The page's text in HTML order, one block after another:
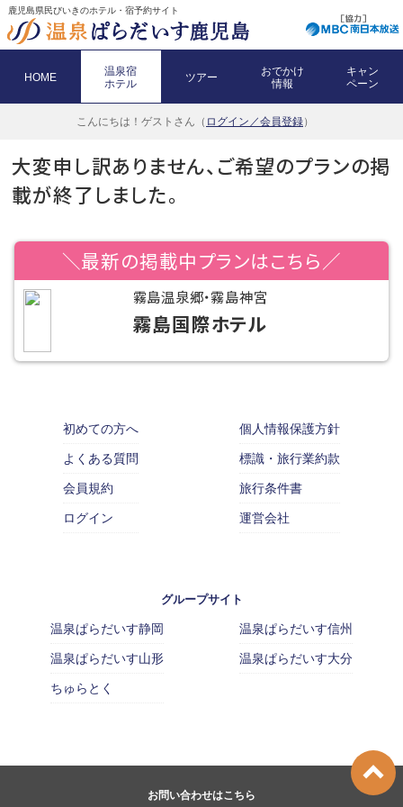
鹿児島県民びいきのホテル・宿予約サイト
HOME
温泉宿
ホテル
ツアー
おでかけ
情報
キャン
ペーン
こんにちは！ ゲストさん（ ログイン／会員登録）
大変申し訳ありません、ご希望のプランの掲
載が終了しました。
＼最新の掲載中プランはこちら／
霧島温泉郷・霧島神宮
霧島国際ホテル
初めての方へ
よくある質問
会員規約
ログイン
個人情報保護方針
標識・旅行業約款
旅行条件書
運営会社
グループサイト
温泉ぱらだいす静岡
温泉ぱらだいす山形
ちゅらとく
温泉ぱらだいす信州
温泉ぱらだいす大分
お問い合わせはこちら